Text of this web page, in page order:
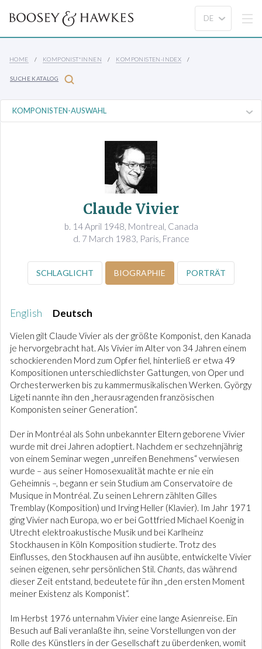
HOME KOMPONIST*INNEN KOMPONISTEN-INDEX
SUCHE KATALOG
Claude Vivier
b. 14 April 1948, Montreal, Canada
d. 7 March 1983, Paris, France
SCHLAGLICHT BIOGRAPHIE PORTRÄT
English Deutsch
Vielen gilt Claude Vivier als der größte Komponist, den Kanada
je hervorgebracht hat. Als Vivier im Alter von 34 Jahren einem
schockierenden Mord zum Opfer fiel, hinterließ er etwa 49
Kompositionen unterschiedlichster Gattungen, von Oper und
Orchesterwerken bis zu kammermusikalischen Werken. György
Ligeti nannte ihn den „herausragenden französischen
Komponisten seiner Generation“.
Der in Montréal als Sohn unbekannter Eltern geborene Vivier
wurde mit drei Jahren adoptiert. Nachdem er sechzehnjährig
von einem Seminar wegen „unreifen Benehmens“ verwiesen
wurde – aus seiner Homosexualität machte er nie ein
Geheimnis –, begann er sein Studium am Conservatoire de
Musique in Montréal. Zu seinen Lehrern zählten Gilles
Tremblay (Komposition) und Irving Heller (Klavier). Im Jahr 1971
ging Vivier nach Europa, wo er bei Gottfried Michael Koenig in
Utrecht elektroakustische Musik und bei Karlheinz
Stockhausen in Köln Komposition studierte. Trotz des
Einflusses, den Stockhausen auf ihn ausübte, entwickelte Vivier
seinen eigenen, sehr persönlichen Stil. Chants, das während
dieser Zeit entstand, bedeutete für ihn „den ersten Moment
meiner Existenz als Komponist“.
Im Herbst 1976 unternahm Vivier eine lange Asienreise. Ein
Besuch auf Bali veranlaßte ihn, seine Vorstellungen von der
Rolle des Künstlers in der Gesellschaft zu überdenken, womit